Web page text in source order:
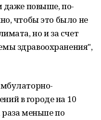
даже повыше, по-
чтобы это было не
но и за счет
здравоохранения",
в городе на 10
раза меньше по